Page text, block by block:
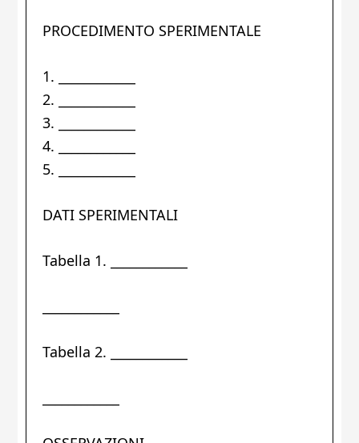
PROCEDIMENTO SPERIMENTALE
1. ____________
2. ____________
3. ____________
4. ____________
5. ____________
DATI SPERIMENTALI
Tabella 1. ____________
Tabella 2. ____________